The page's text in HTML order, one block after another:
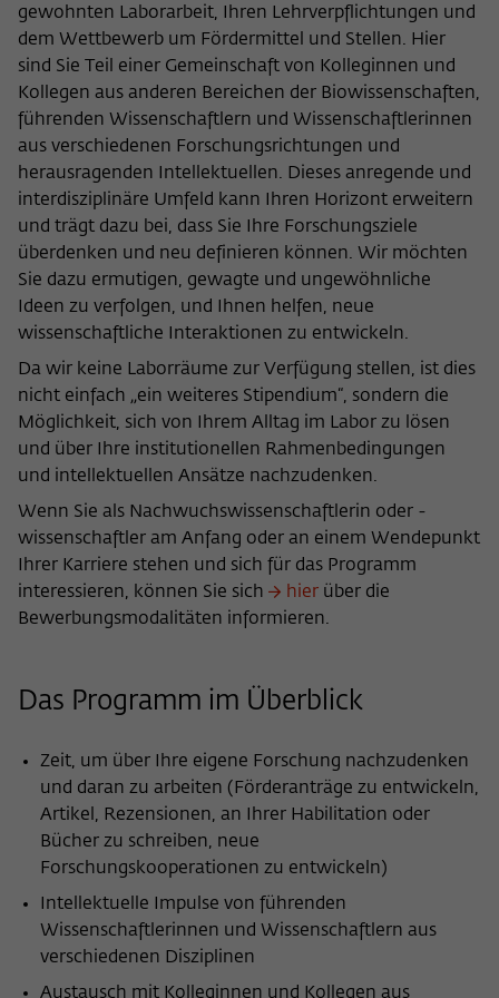
gewohnten Laborarbeit, Ihren Lehrverpflichtungen und
dem Wettbewerb um Fördermittel und Stellen. Hier
sind Sie Teil einer Gemeinschaft von Kolleginnen und
Kollegen aus anderen Bereichen der Biowissenschaften,
führenden Wissenschaftlern und Wissenschaftlerinnen
aus verschiedenen Forschungsrichtungen und
herausragenden Intellektuellen. Dieses anregende und
interdisziplinäre Umfeld kann Ihren Horizont erweitern
und trägt dazu bei, dass Sie Ihre Forschungsziele
überdenken und neu definieren können. Wir möchten
Sie dazu ermutigen, gewagte und ungewöhnliche
Ideen zu verfolgen, und Ihnen helfen, neue
wissenschaftliche Interaktionen zu entwickeln.
Da wir keine Laborräume zur Verfügung stellen, ist dies
nicht einfach „ein weiteres Stipendium“, sondern die
Möglichkeit, sich von Ihrem Alltag im Labor zu lösen
und über Ihre institutionellen Rahmenbedingungen
und intellektuellen Ansätze nachzudenken.
Wenn Sie als Nachwuchswissenschaftlerin oder -
wissenschaftler am Anfang oder an einem Wendepunkt
Ihrer Karriere stehen und sich für das Programm
interessieren, können Sie sich
hier über die
Bewerbungsmodalitäten informieren.
Das Programm im Überblick
Zeit, um über Ihre eigene Forschung nachzudenken
und daran zu arbeiten (Förderanträge zu entwickeln,
Artikel, Rezensionen, an Ihrer Habilitation oder
Bücher zu schreiben, neue
Forschungskooperationen zu entwickeln)
Intellektuelle Impulse von führenden
Wissenschaftlerinnen und Wissenschaftlern aus
verschiedenen Disziplinen
Austausch mit Kolleginnen und Kollegen aus
Name fe_typo_user
Anbieter Wissenschaftskolleg zu Berlin
Laufzeit Session-Dauer
Zweck
Dieses Cookie dient zur Identifizierung
einer Session-ID bei der Anmeldung am
internen Bereich der Webseite des
Wissenschaftskollegs.
nicht an Dritte weitergegeben.
Name _pk_id
Anbieter
Laufzeit 13 Monate
Zweck
Dieses Cookie dient dazu, den/die
Besucher:in über eine Besucher-ID
zuzuordnen.
_pk_ref
Anbieter Matomo
Laufzeit 6 Monate
Zweck
Dieses Cookie dient dazu, zu speichern,
der/die Besucher:in durch eine Verlinkung
auf wiko-berlin.de weitergeleitet wurde.
Name _pk_ses
Laufzeit 30 Minuten
Zweck
Dieses kurzlebige Cookie wird dazu
verwendet, vorübergehend Daten über
den aktuellen Aufenthalt des Besuchs auf
der Webseite des Wissenschaftskollegs
zu speichern.
Cookie-Informationen anzeigen
Externe Inhalte
Wir verwenden auf unserer Webseite externe Inhalte, um
Ihnen zusätzliche Informationen anzubieten. Diese externen
Inhalte sind Videos der Video-Plattform Vimeo, Inhalte des
Nachrichtendienstes Bluesky und Karten der
OpenStreetMap Foundation (OSMF). Wenn Sie der
Darstellung externer Inhalte zustimmen, verwendet Vimeo
den lokalen Speicher des Browsers, um Informationen über
Ihre Nutzung der Videos zu speichern (z.B. Häufigkeit des
Aufrufes, Dauer der Abspielzeit, etc). Außerdem willigen Sie
ein, dass eine Verbindung zu den externen Diensten ggf. in
sog. Drittstaaten wie den USA hergestellt wird, deren
Datenschutzniveau von der EU nicht als mit EU-Standards
gleichwertig eingeschätzt wurde. Es besteht insbesondere
das Risiko, dass Ihre Daten durch dortige Behörden, zu
Kontroll- und zu Überwachungszwecken, möglicherweise
können